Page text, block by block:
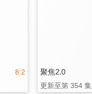
8.2 聚焦2.0
更新至第 354 集